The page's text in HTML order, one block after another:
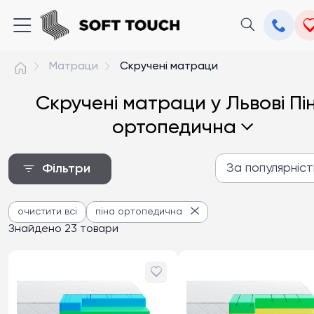
Матраци Скручені матраци
Скручені матраци у Львові
ортопедична
Фільтри За
За популярністю
Від дешевих до
Знайдено 23 товари
очистити всі піна ортопедична